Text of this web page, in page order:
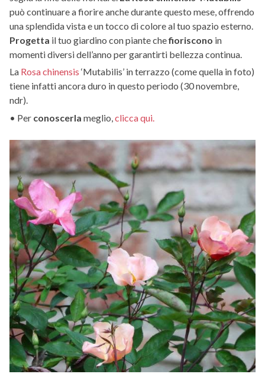
può continuare a fiorire anche durante questo mese, offrendo
una splendida vista e un tocco di colore al tuo spazio esterno.
Progetta il tuo giardino con piante chefioriscono in
momenti diversi dell’anno per garantirti bellezza continua.
La Rosa chinensis ‘Mutabilis’ in terrazzo (come quella in foto)
tiene infatti ancora duro in questo periodo (30 novembre,
ndr).
• Per conoscerla meglio, clicca qui.